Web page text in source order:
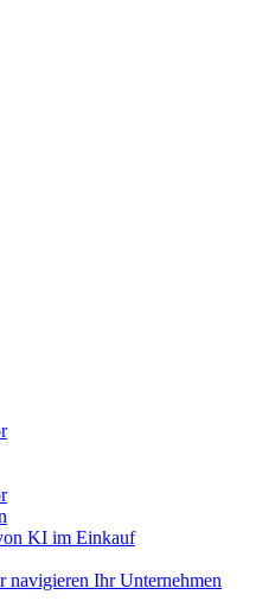
KI im Einkauf
Ihr Unternehmen